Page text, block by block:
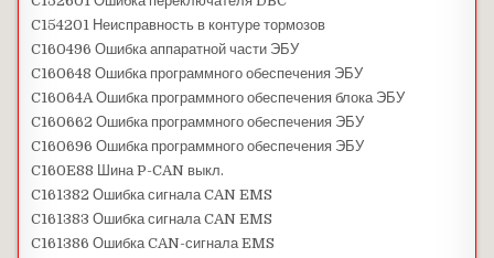
C154201 Неисправность в контуре тормозов
C160496 Ошибка аппаратной части ЭБУ
C160648 Ошибка программного обеспечения ЭБУ
C16064A Ошибка программного обеспечения блока ЭБУ
C160662 Ошибка программного обеспечения ЭБУ
C160696 Ошибка программного обеспечения ЭБУ
C160E88 Шина P-CAN выкл.
C161382 Ошибка сигнала CAN EMS
C161383 Ошибка сигнала CAN EMS
C161386 Ошибка CAN-сигнала EMS